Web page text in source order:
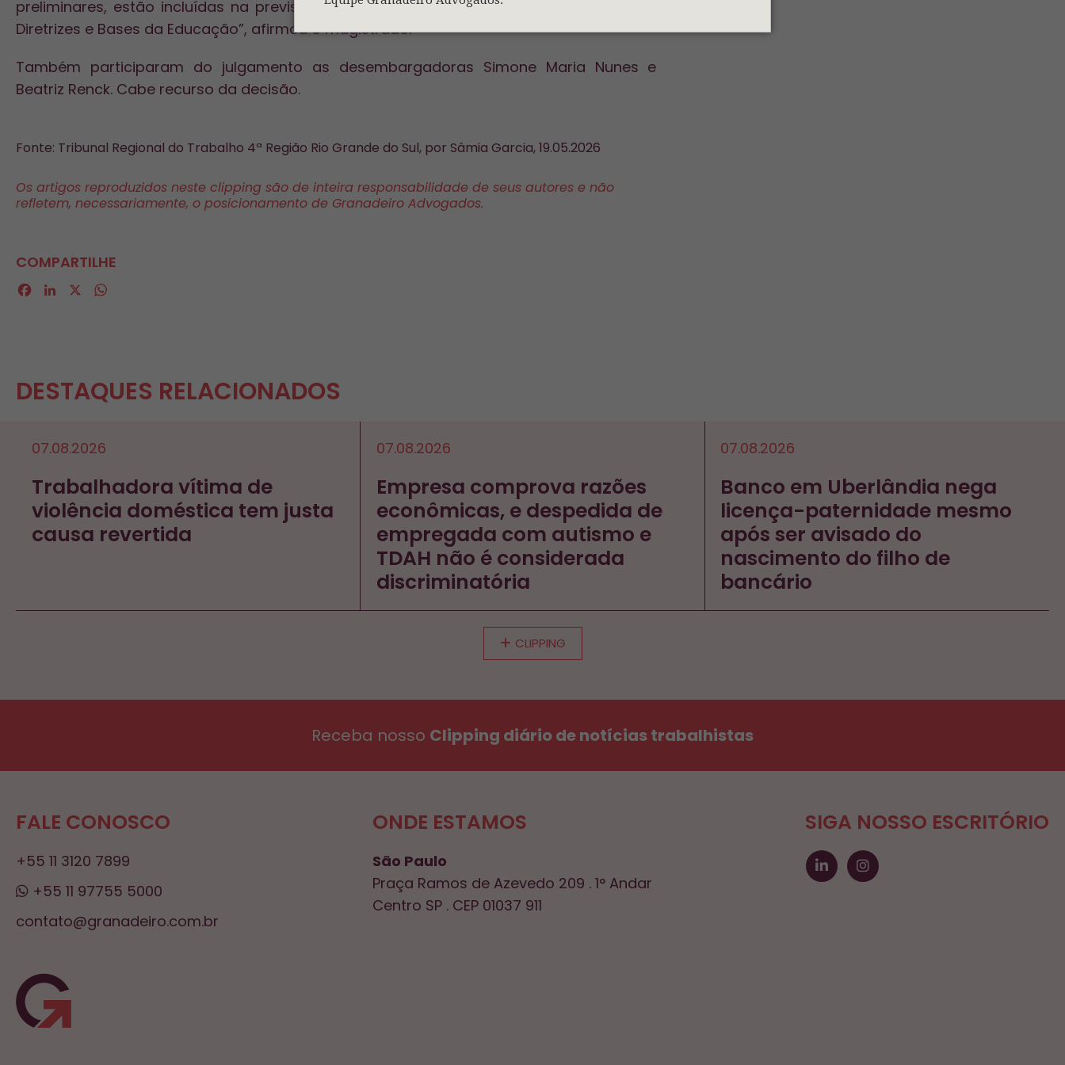
preliminares, estão incluídas na previsão do artigo 320 da CLT e detalhadas na Lei de
Diretrizes e Bases da Educação”, afirmou o magistrado.
Também participaram do julgamento as desembargadoras Simone Maria Nunes e
Beatriz Renck. Cabe recurso da decisão.
Fonte: Tribunal Regional do Trabalho 4ª Região Rio Grande do Sul, por Sâmia Garcia, 19.05.2026
Os artigos reproduzidos neste clipping são de inteira responsabilidade de seus autores e não
refletem, necessariamente, o posicionamento de Granadeiro Advogados.
COMPARTILHE
Facebook
LinkedIn
DESTAQUES RELACIONADOS
07.08.2026
Trabalhadora vítima de
violência doméstica tem justa
causa revertida
07.08.2026
Empresa comprova razões
econômicas, e despedida de
empregada com autismo e
TDAH não é considerada
discriminatória
07.08.2026
Banco em Uberlândia nega
licença-paternidade mesmo
após ser avisado do
nascimento do filho de
bancário
CLIPPING
Receba nosso Clipping diário de notícias trabalhistas
FALE CONOSCO
+55 11 3120 7899
+55 11 97755 5000
contato@granadeiro.com.br
ONDE ESTAMOS
São Paulo
Praça Ramos de Azevedo 209 . 1° Andar
Centro SP . CEP 01037 911
SIGA NOSSO ESCRITÓRIO